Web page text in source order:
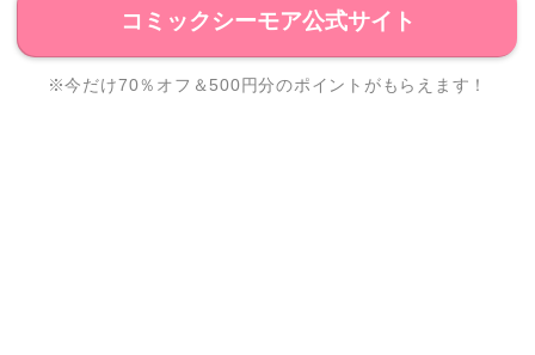
コミックシーモア公式サイト
※今だけ70％オフ＆500円分のポイントがもらえます！